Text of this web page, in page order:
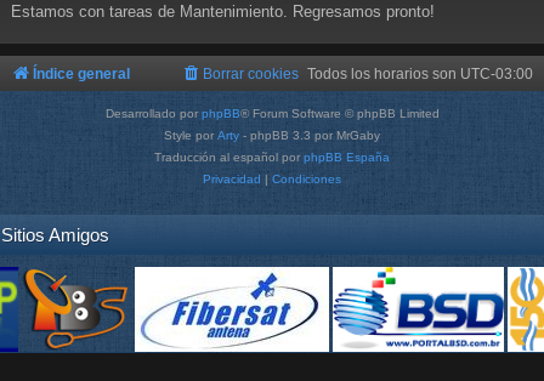
Estamos con tareas de Mantenimiento. Regresamos pronto!
Índice general Todos los horarios son UTC-03:00
Borrar cookies
Desarrollado por phpBB® Forum Software © phpBB Limited
Style por Arty - phpBB 3.3 por MrGaby
Traducción al español por phpBB España
Privacidad | Condiciones
Sitios Amigos